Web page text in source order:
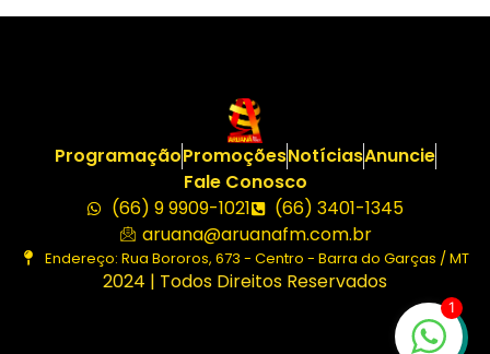
ProgramaçãoPromoçõesNotíciasAnuncie
Fale Conosco
(66) 9 9909-1021
(66) 3401-1345
aruana@aruanafm.com.br
Endereço: Rua Bororos, 673 - Centro - Barra do Garças / MT
2024 | Todos Direitos Reservados
1